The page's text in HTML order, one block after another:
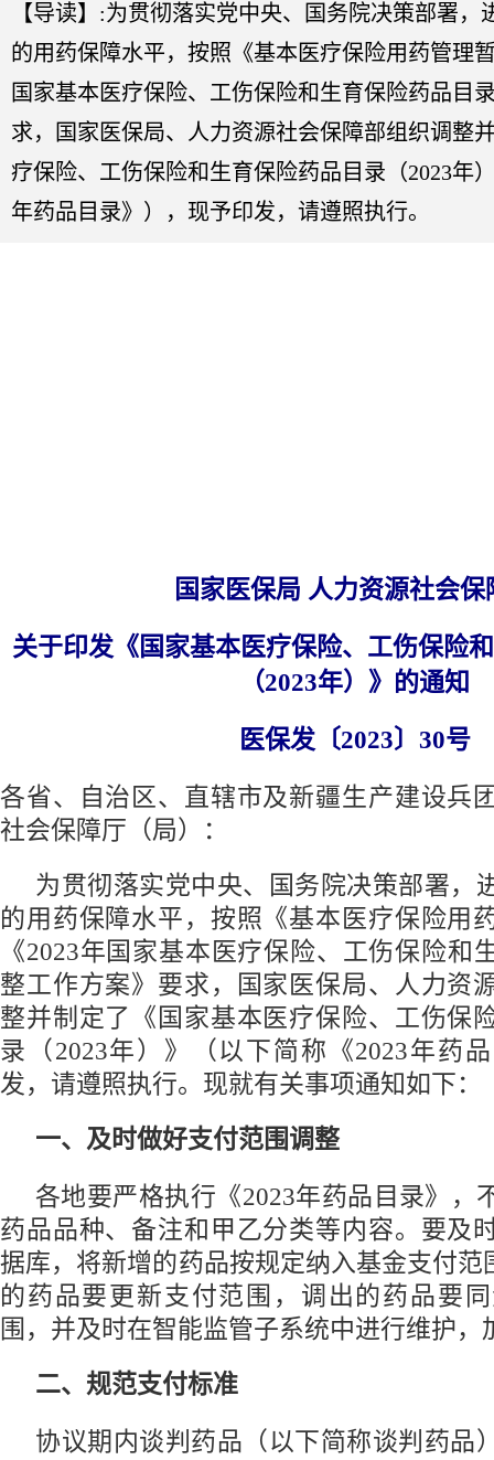
【导读】:为贯彻落实党中央、国务院决策部署，
的用药保障水平，按照《基本医疗保险用药管理
国家基本医疗保险、工伤保险和生育保险药品目
求，国家医保局、人力资源社会保障部组织调整
疗保险、工伤保险和生育保险药品目录（2023年
年药品目录》），现予印发，请遵照执行。
国家医保局 人力资源社会保
关于印发《国家基本医疗保险、工伤保险
（2023年）》的通知
医保发〔2023〕30号
各省、自治区、直辖市及新疆生产建设兵
社会保障厅（局）：
为贯彻落实党中央、国务院决策部署，
的用药保障水平，按照《基本医疗保险用
《2023年国家基本医疗保险、工伤保险和
整工作方案》要求，国家医保局、人力资
整并制定了《国家基本医疗保险、工伤保
录（2023年）》（以下简称《2023年药
发，请遵照执行。现就有关事项通知如下：
一、及时做好支付范围调整
各地要严格执行《2023年药品目录》，
药品品种、备注和甲乙分类等内容。要及
据库，将新增的药品按规定纳入基金支付范
的药品要更新支付范围，调出的药品要
围，并及时在智能监管子系统中进行维护，
二、规范支付标准
协议期内谈判药品（以下简称谈判药品